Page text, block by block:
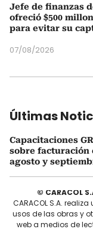
Jefe de finanzas
ofreció $500
para evitar su
07/08/2026
Últimas
Capacitaciones
sobre facturación
agosto y
© CARACOL
CARACOL S.A.
usos de las obras y
web a medios de